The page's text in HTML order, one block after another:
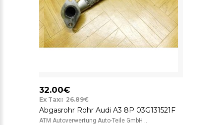
32.00€
Ex Tax:: 26.89€
Abgasrohr Rohr Audi A3 8P 03G131521F
ATM Autoverwertung Auto-Teile GmbH ..